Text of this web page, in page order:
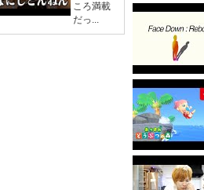
ころ満載
だっ...